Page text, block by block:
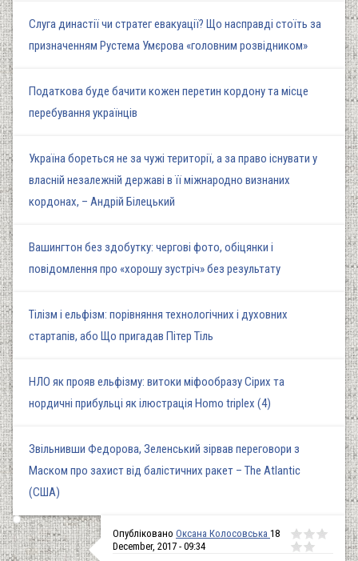
Слуга династії чи стратег евакуації? Що насправді стоїть за
призначенням Рустема Умєрова «головним розвідником»
Податкова буде бачити кожен перетин кордону та місце
перебування українців
Україна бореться не за чужі території, а за право існувати у
власній незалежній державі в її міжнародно визнаних
кордонах, – Андрій Білецький
Вашингтон без здобутку: чергові фото, обіцянки і
повідомлення про «хорошу зустріч» без результату
Тілізм і ельфізм: порівняння технологічних і духовних
стартапів, або Що пригадав Пітер Тіль
НЛО як прояв ельфізму: витоки міфообразу Сірих та
нордичні прибульці як ілюстрація Homo triplex (4)
Звільнивши Федорова, Зеленський зірвав переговори з
Маском про захист від балістичних ракет – The Atlantic
(США)
Опубліковано Оксана Колосовська 18
December, 2017 - 09:34